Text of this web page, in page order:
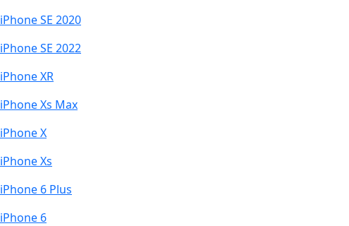
iPhone SE 2020
iPhone SE 2022
iPhone XR
iPhone Xs Max
iPhone X
iPhone Xs
iPhone 6 Plus
iPhone 6